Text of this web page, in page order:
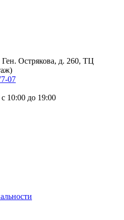
Ген. Острякова, д. 260, ТЦ
07
10:00 до 19:00